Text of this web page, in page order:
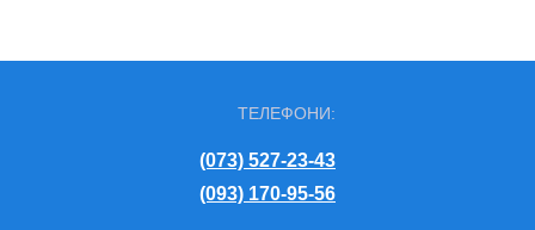
ТЕЛЕФОНИ:
(073) 527-23-43
(093) 170-95-56